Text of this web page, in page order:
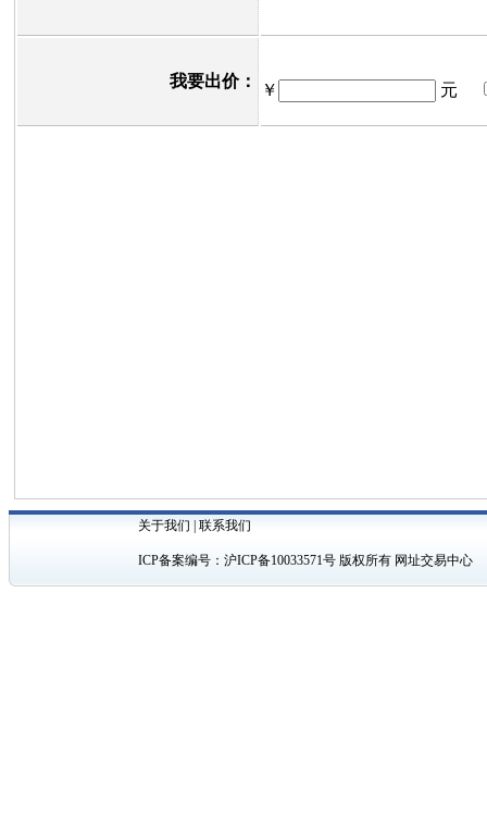
我要出价： ￥ 元
关于我们 |联系我们
ICP备案编号：沪ICP备10033571号 版权所有 网址交易中心